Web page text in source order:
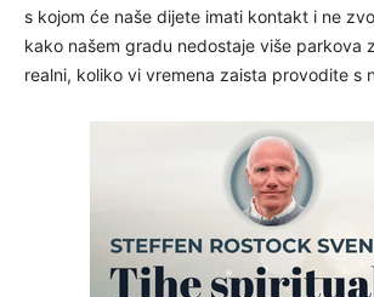
s kojom će naše dijete imati kontakt i ne
kako našem gradu nedostaje više parkova
realni, koliko vi vremena zaista provodite s